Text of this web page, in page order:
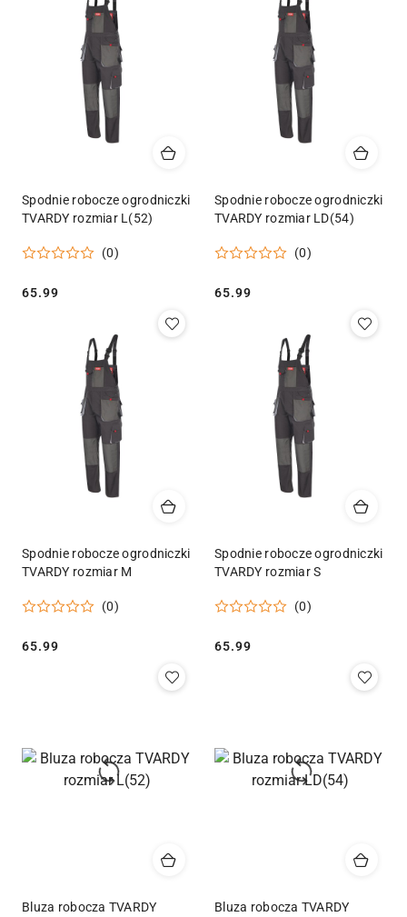
Spodnie robocze ogrodniczki
TVARDY rozmiar L(52)
(0)
Cena:
65.99
Spodnie robocze ogrodniczki
TVARDY rozmiar LD(54)
(0)
Cena:
65.99
Spodnie robocze ogrodniczki
TVARDY rozmiar M
(0)
Cena:
65.99
Spodnie robocze ogrodniczki
TVARDY rozmiar S
(0)
Cena:
65.99
Bluza robocza TVARDY
Bluza robocza TVARDY